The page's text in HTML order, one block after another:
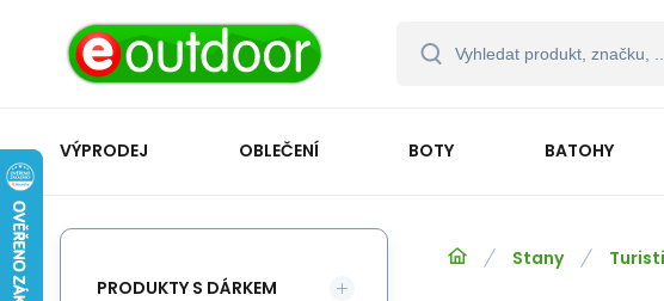
VÝPRODEJ OBLEČENÍ BOTY BATOHY
Stany
PRODUKTY S DÁRKEM